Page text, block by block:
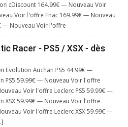
cDiscount 164.99€ — Nouveau Voir
Voir l'offre Fnac 169.99€ — Nouveau
— Nouveau Voir l'offre
Racer - PS5 / XSX - dès
Evolution Auchan PS5 44.99€ —
PS5 59.99€ — Nouveau Voir l'offre
Voir l'offre Leclerc PS5 59.99€ —
XSX 59.99€ — Nouveau Voir l'offre
Voir l'offre Leclerc XSX 59.99€ —